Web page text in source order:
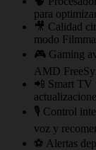
para
🎥 Calidad
modo
🎮 Gaming
AMD
📲 Smart TV
🎙️ Control
voz y
⚽ Alertas